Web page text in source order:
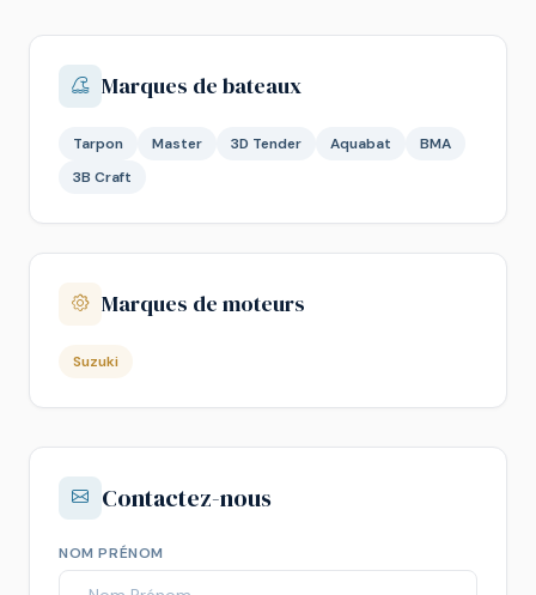
Marques de bateaux
Tarpon Master 3D Tender Aquabat
BMA
3B Craft
Marques de moteurs
Suzuki
Contactez-nous
NOM PRÉNOM